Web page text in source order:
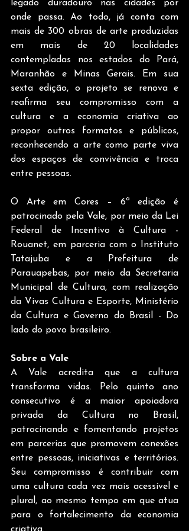
legado duradouro nas cidades por
onde passa. Ao todo, já conta com
mais de 300 obras de arte produzidas
em mais de 20 localidades
contempladas nos estados do Pará,
Maranhão e Minas Gerais. Em sua
sexta edição, o projeto se renova e
reafirma seu compromisso com a
cultura e a economia criativa ao
propor outros formatos e públicos,
reconhecendo a arte como parte viva
dos espaços de convivência e troca
entre pessoas.
O Arte em Cores – 6ª edição é
patrocinado pela Vale, por meio da Lei
Federal de Incentivo à Cultura -
Rouanet, em parceria com o Instituto
Tatajuba e a Prefeitura de
Parauapebas, por meio da Secretaria
Municipal de Cultura, com realização
da Vivas Cultura e Esporte, Ministério
da Cultura e Governo do Brasil - Do
lado do povo brasileiro.
Sobre a Vale
A Vale acredita que a cultura
transforma vidas. Pelo quinto ano
consecutivo é a maior apoiadora
privada da Cultura no Brasil,
patrocinando e fomentando projetos
em parcerias que promovem conexões
entre pessoas, iniciativas e territórios.
Seu compromisso é contribuir com
uma cultura cada vez mais acessível e
plural, ao mesmo tempo em que atua
para o fortalecimento da economia
criativa.